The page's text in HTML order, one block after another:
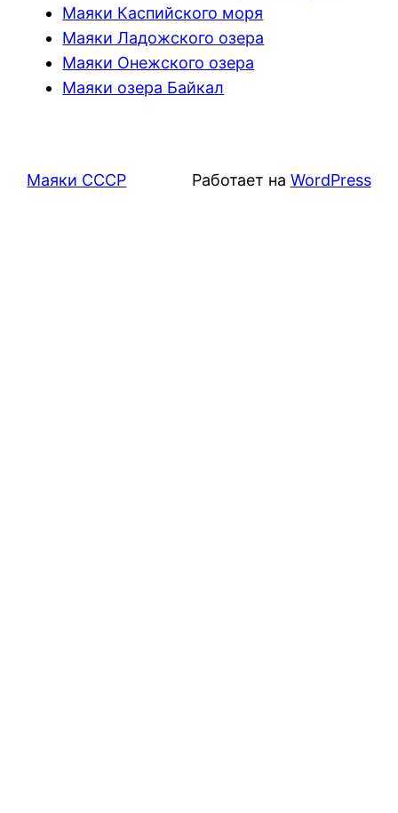
Маяки Каспийского моря
Маяки Ладожского озера
Маяки Онежского озера
Маяки озера Байкал
Маяки СССР Работает на WordPress